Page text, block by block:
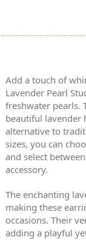
Add a touch of
Lavender Pearl
freshwater pearls.
beautiful lavender
alternative to
sizes, you can
and select
accessory.
The enchanting
making these
occasions. Their
adding a playful